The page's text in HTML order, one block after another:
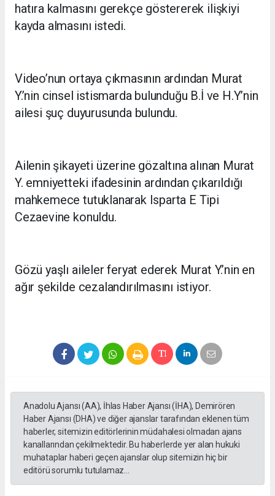
hatıra kalmasını gerekçe göstererek ilişkiyi
kayda almasını istedi.
Video’nun ortaya çıkmasının ardından Murat
Y.’nin cinsel istismarda bulunduğu B.İ ve H.Y’nin
ailesi şuç duyurusunda bulundu.
Ailenin şikayeti üzerine gözaltına alınan Murat
Y. emniyetteki ifadesinin ardından çıkarıldığı
mahkemece tutuklanarak Isparta E Tipi
Cezaevine konuldu.
Gözü yaşlı aileler feryat ederek Murat Y.’nin en
ağır şekilde cezalandırılmasını istiyor.
Anadolu Ajansı (AA), İhlas Haber Ajansı (İHA), Demirören
Haber Ajansı (DHA) ve diğer ajanslar tarafından eklenen tüm
haberler, sitemizin editörlerinin müdahalesi olmadan ajans
kanallarından çekilmektedir. Bu haberlerde yer alan hukuki
muhataplar haberi geçen ajanslar olup sitemizin hiç bir
editörü sorumlu tutulamaz...